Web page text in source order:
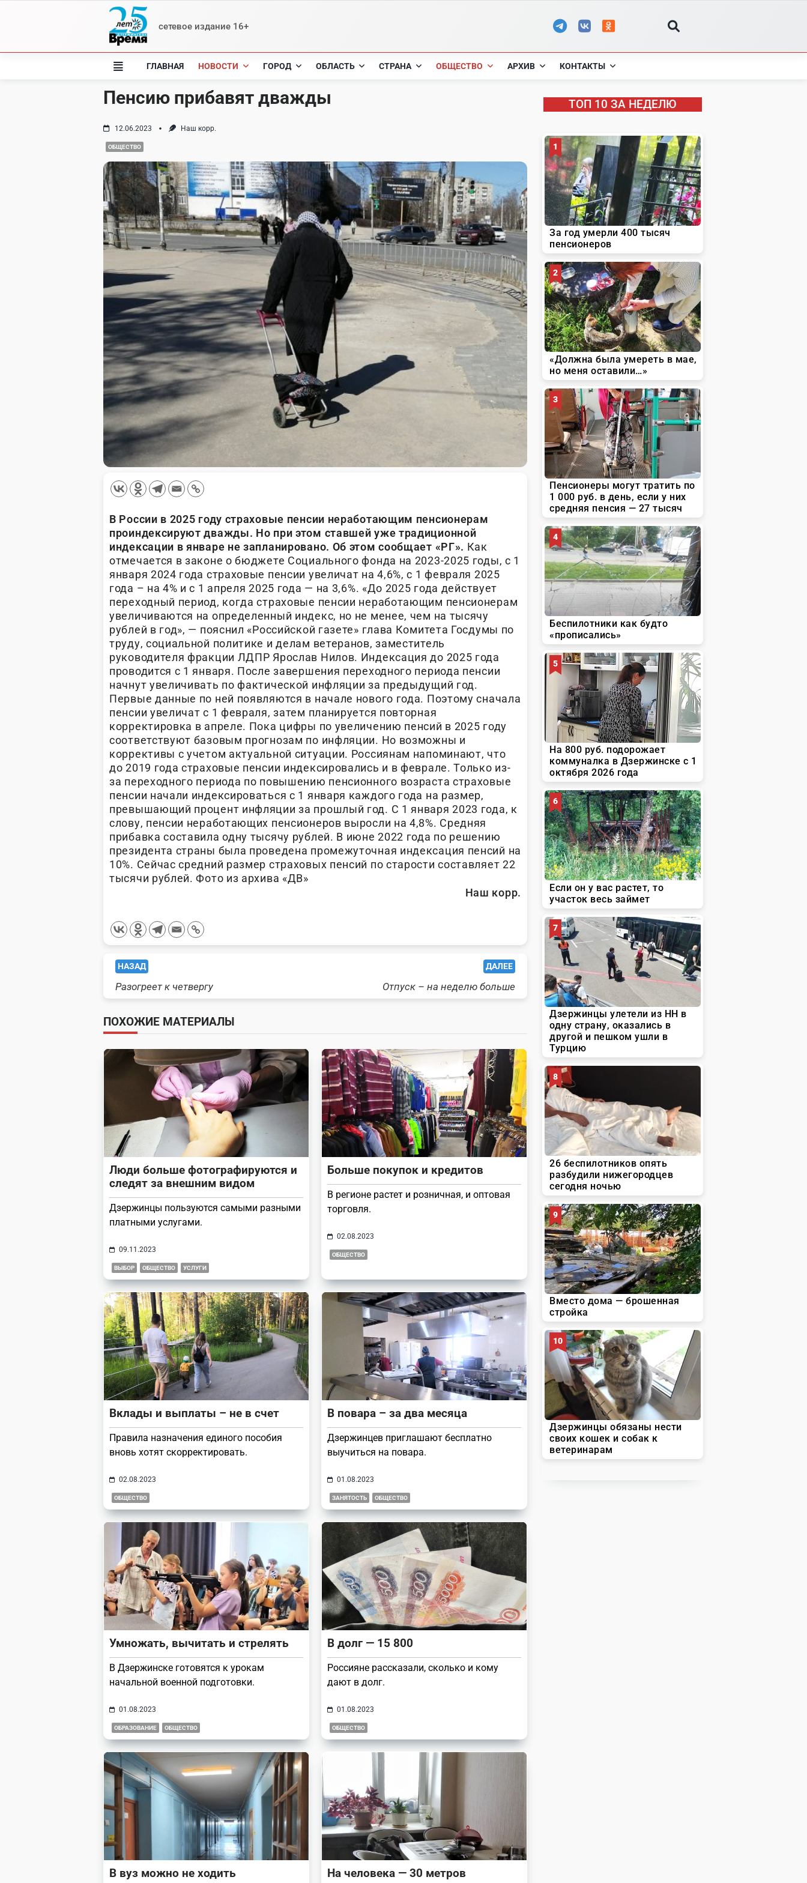
сетевое издание 16+
ГЛАВНАЯ НОВОСТИ ГОРОД ОБЛАСТЬ СТРАНА ОБЩЕСТВО АРХИВ КОНТАКТЫ
Пенсию прибавят дважды
12.06.2023 Наш корр.
ОБЩЕСТВО
В России в 2025 году страховые пенсии неработающим пенсионерам
проиндексируют дважды. Но при этом ставшей уже традиционной
индексации в январе не запланировано. Об этом сообщает «РГ». Как
отмечается в законе о бюджете Социального фонда на 2023-2025 годы, с 1
января 2024 года страховые пенсии увеличат на 4,6%, с 1 февраля 2025
года – на 4% и с 1 апреля 2025 года — на 3,6%. «До 2025 года действует
переходный период, когда страховые пенсии неработающим пенсионерам
увеличиваются на определенный индекс, но не менее, чем на тысячу
рублей в год», — пояснил «Российской газете» глава Комитета Госдумы по
труду, социальной политике и делам ветеранов, заместитель
руководителя фракции ЛДПР Ярослав Нилов. Индексация до 2025 года
проводится с 1 января. После завершения переходного периода пенсии
начнут увеличивать по фактической инфляции за предыдущий год.
Первые данные по ней появляются в начале нового года. Поэтому сначала
пенсии увеличат с 1 февраля, затем планируется повторная
корректировка в апреле. Пока цифры по увеличению пенсий в 2025 году
соответствуют базовым прогнозам по инфляции. Но возможны и
коррективы с учетом актуальной ситуации. Россиянам напоминают, что
до 2019 года страховые пенсии индексировались и в феврале. Только из-
за переходного периода по повышению пенсионного возраста страховые
пенсии начали индексироваться с 1 января каждого года на размер,
превышающий процент инфляции за прошлый год. С 1 января 2023 года, к
слову, пенсии неработающих пенсионеров выросли на 4,8%. Средняя
прибавка составила одну тысячу рублей. В июне 2022 года по решению
президента страны была проведена промежуточная индексация пенсий на
10%. Сейчас средний размер страховых пенсий по старости составляет 22
тысячи рублей. Фото из архива «ДВ»
Наш корр.
<span
class="nav-
subtitle
screen-
reader-
text">Page</span>
НАЗАД
Разогреет к четвергу
ДАЛЕЕ
Отпуск – на неделю больше
ПОХОЖИЕ МАТЕРИАЛЫ
Люди больше фотографируются и
следят за внешним видом
Дзержинцы пользуются самыми разными
платными услугами.
09.11.2023
ВЫБОР ОБЩЕСТВО УСЛУГИ
Больше покупок и кредитов
В регионе растет и розничная, и оптовая
торговля.
02.08.2023
ОБЩЕСТВО
Вклады и выплаты – не в счет
Правила назначения единого пособия
вновь хотят скорректировать.
02.08.2023
ОБЩЕСТВО
В повара – за два месяца
Дзержинцев приглашают бесплатно
выучиться на повара.
01.08.2023
ЗАНЯТОСТЬ ОБЩЕСТВО
Умножать, вычитать и стрелять
В Дзержинске готовятся к урокам
начальной военной подготовки.
01.08.2023
ОБРАЗОВАНИЕ ОБЩЕСТВО
В долг — 15 800
Россияне рассказали, сколько и кому
дают в долг.
01.08.2023
ОБЩЕСТВО
В вуз можно не ходить На человека — 30 метров
ТОП 10 ЗА НЕДЕЛЮ